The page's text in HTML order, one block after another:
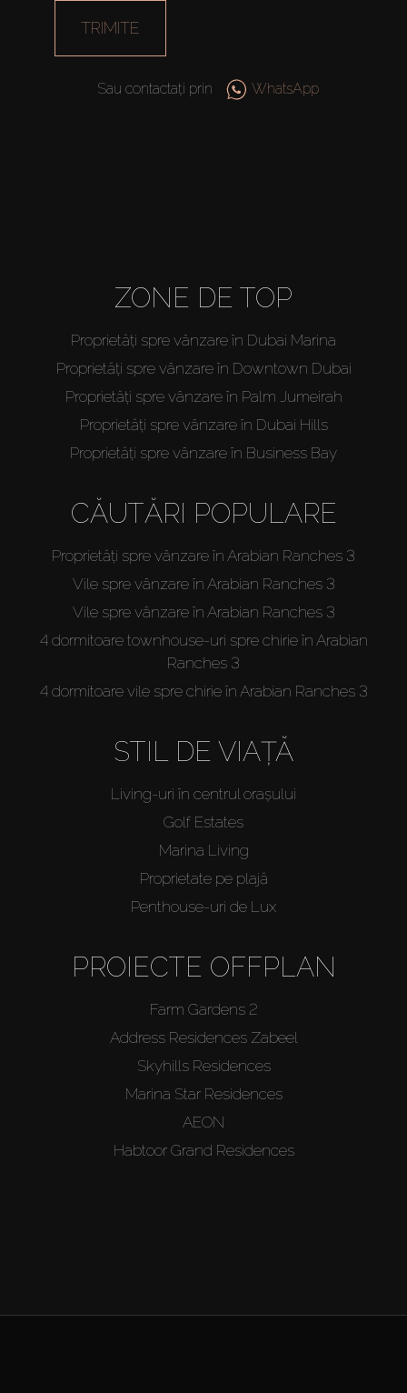
TRIMITE
Sau contactați prin WhatsApp
ZONE DE TOP
Proprietăți spre vânzare în Dubai Marina
Proprietăți spre vânzare în Downtown Dubai
Proprietăți spre vânzare în Palm Jumeirah
Proprietăți spre vânzare în Dubai Hills
Proprietăți spre vânzare în Business Bay
CĂUTĂRI POPULARE
Proprietăți spre vânzare în Arabian Ranches 3
Vile spre vânzare în Arabian Ranches 3
Vile spre vânzare în Arabian Ranches 3
4 dormitoare townhouse-uri spre chirie în Arabian
Ranches 3
4 dormitoare vile spre chirie în Arabian Ranches 3
STIL DE VIAȚĂ
Living-uri în centrul orașului
Golf Estates
Marina Living
Proprietate pe plajă
Penthouse-uri de Lux
PROIECTE OFFPLAN
Farm Gardens 2
Address Residences Zabeel
Skyhills Residences
Marina Star Residences
AEON
Habtoor Grand Residences